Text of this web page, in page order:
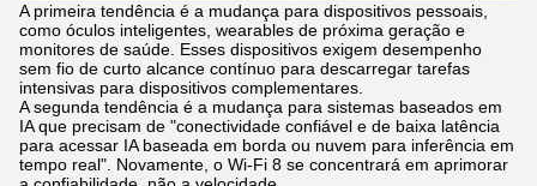
A primeira tendência é a mudança para dispositivos pessoais,
como óculos inteligentes, wearables de próxima geração e
monitores de saúde. Esses dispositivos exigem desempenho
sem fio de curto alcance contínuo para descarregar tarefas
intensivas para dispositivos complementares.
A segunda tendência é a mudança para sistemas baseados em
IA que precisam de "conectividade confiável e de baixa latência
para acessar IA baseada em borda ou nuvem para inferência em
tempo real". Novamente, o Wi-Fi 8 se concentrará em aprimorar